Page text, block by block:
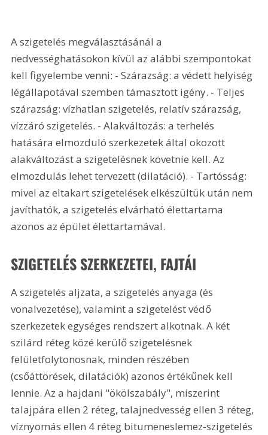
A szigetelés megválasztásánál a
nedvességhatásokon kívül az alábbi szempontokat
kell figyelembe venni: - Szárazság: a védett helyiség
légállapotával szemben támasztott igény. - Teljes
szárazság: vízhatlan szigetelés, relatív szárazság,
vízzáró szigetelés. - Alakváltozás: a terhelés
hatására elmozduló szerkezetek által okozott
alakváltozást a szigetelésnek követnie kell. Az
elmozdulás lehet tervezett (dilatáció). - Tartósság:
mivel az eltakart szigetelések elkészültük után nem
javíthatók, a szigetelés elvárható élettartama
azonos az épület élettartamával.
SZIGETELÉS SZERKEZETEI, FAJTÁI
A szigetelés aljzata, a szigetelés anyaga (és
vonalvezetése), valamint a szigetelést védő
szerkezetek egységes rendszert alkotnak. A két
szilárd réteg közé kerülő szigetelésnek
felületfolytonosnak, minden részében
(csőáttörések, dilatációk) azonos értékűnek kell
lennie. Az a hajdani "ökölszabály", miszerint
talajpára ellen 2 réteg, talajnedvesség ellen 3 réteg,
víznyomás ellen 4 réteg bitumeneslemez-szigetelés